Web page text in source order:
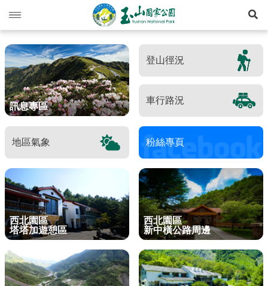
新聞快訊
活動列車
活動報名
登山步道開放狀況
園區氣象
旅遊導引
旅遊須知
遊憩型態
緊急連絡電話
西北園區
東部園區
水里遊客中心
東埔服務中心
登山資訊
登山資訊總覽
登山安全
高山急難救護
登山安全系列影片
八通關越嶺步道系統
南橫三山及關山步道系統
新康橫斷步道系統
生態保育
地形
地質
氣候
歷史人文
布農族
八通關越道
黑熊專區
與熊共存
說明
公民科學
環教理念
課程介紹
多媒體專區
線上玉山
玉山寫真
行政服務
關於我們
政府資訊公開
語言Language
訊息專區
登山徑況
車行路況
地區氣象 粉絲專頁
西北園區
塔塔加遊憩區
西北園區
新中橫公路周邊